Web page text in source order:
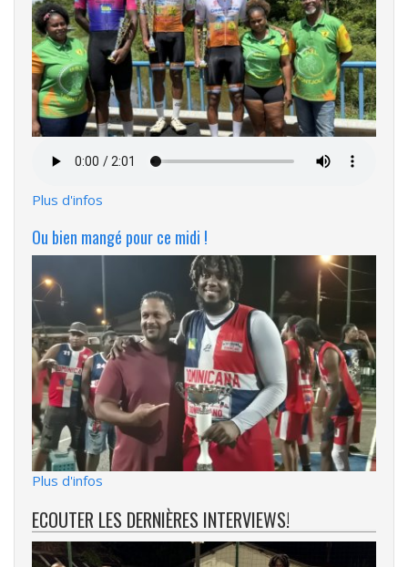
audio
Plus d'infos
Ou bien mangé pour ce midi !
Plus d'infos
ECOUTER LES DERNIÈRES INTERVIEWS!